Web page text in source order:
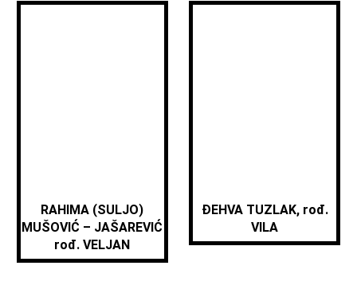
RAHIMA (SULJO)
MUŠOVIĆ – JAŠAREVIĆ
rođ. VELJAN
ĐEHVA TUZLAK, rođ.
VILA